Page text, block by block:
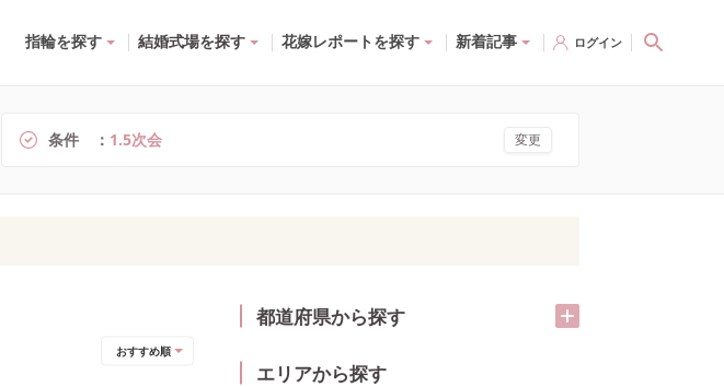
指輪を探す 結婚式場を探す 花嫁レポートを探す 新着記事 ログイン
条件 1.5次会 変更
都道府県から探す
エリアから探す
おすすめ順